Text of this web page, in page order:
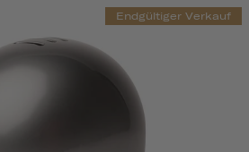
Endgültiger Verkauf